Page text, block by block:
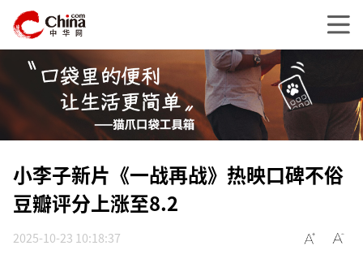
小李子新片《一战再战》热映口碑不俗
豆瓣评分上涨至8.2
2025-10-23 10:18:37